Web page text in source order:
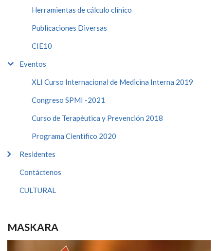
Herramientas de cálculo clínico
Publicaciones Diversas
CIE10
Eventos
XLI Curso Internacional de Medicina Interna 2019
Congreso SPMI -2021
Curso de Terapéutica y Prevención 2018
Programa Cientifico 2020
Residentes
Contáctenos
CULTURAL
MASKARA